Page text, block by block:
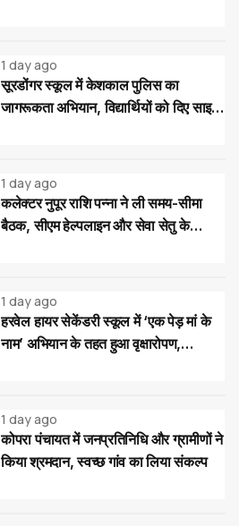
1 day ago
सूरडोंगर स्कूल में केशकाल पुलिस का
जागरूकता अभियान, विद्यार्थियों को दिए साइबर
1 day ago
कलेक्टर नुपूर राशि पन्ना ने ली समय-सीमा
बैठक, सीएम हेल्पलाइन और सेवा सेतु के
1 day ago
हरवेल हायर सेकेंडरी स्कूल में ‘एक पेड़ मां के
नाम’ अभियान के तहत हुआ वृक्षारोपण,
1 day ago
कोपरा पंचायत में जनप्रतिनिधि और ग्रामीणों ने
किया श्रमदान, स्वच्छ गांव का लिया संकल्प